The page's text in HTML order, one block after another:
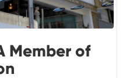
Member of